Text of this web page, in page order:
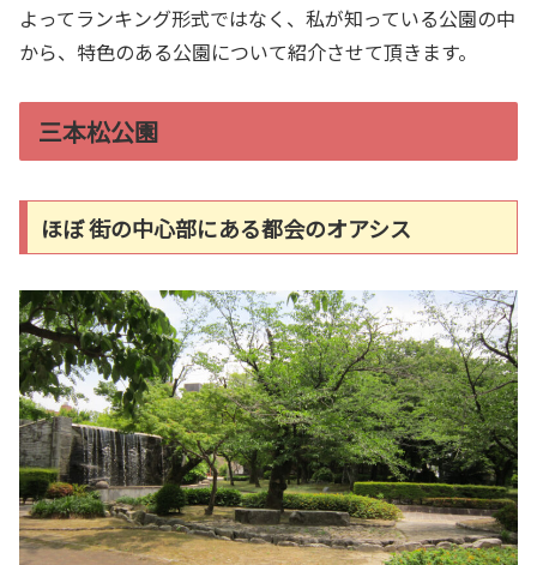
よってランキング形式ではなく、私が知っている公園の中
から、特色のある公園について紹介させて頂きます。
三本松公園
ほぼ 街の中心部にある都会のオアシス